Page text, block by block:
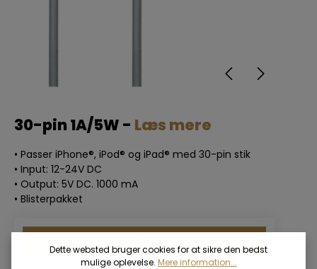
30-pin 1A/5W - Læs mere
• Passer iPhone®, iPod® og iPad® med 30-pin stik
• Input: 12-24V DC
• Output: 5V DC. 1000 mA
• Blisterpakket
Dette websted bruger cookies for at sikre den bedst
mulige oplevelse. Mere information...